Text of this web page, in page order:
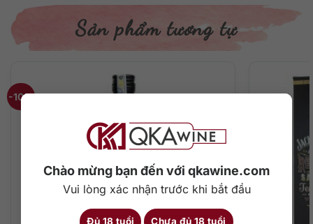
Chào mừng bạn đến với qkawine.com
Vui lòng xác nhận trước khi bắt đầu
Đủ 18 tuổi Chưa đủ 18 tuổi
Thông tin chi tiết về rượu
Phân loại: Tennesse Whiskey
Nồng độ: 43%
Cách thưởng thức: Uống nguyên chất, thêm đá viên, pha
Mô tả hương vị rượu
Sau gam màu vàng hổ phách tươi sáng là một chuỗi hương
vị tuyệt vời, sự đậm đà khó cưỡng với sự có mặt của vani,
Sản phẩm tương tự
-10%